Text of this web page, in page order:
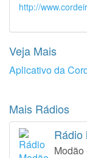
http://
Veja Mais
Aplicativo da
Mais Rádios
Rádio
Modão